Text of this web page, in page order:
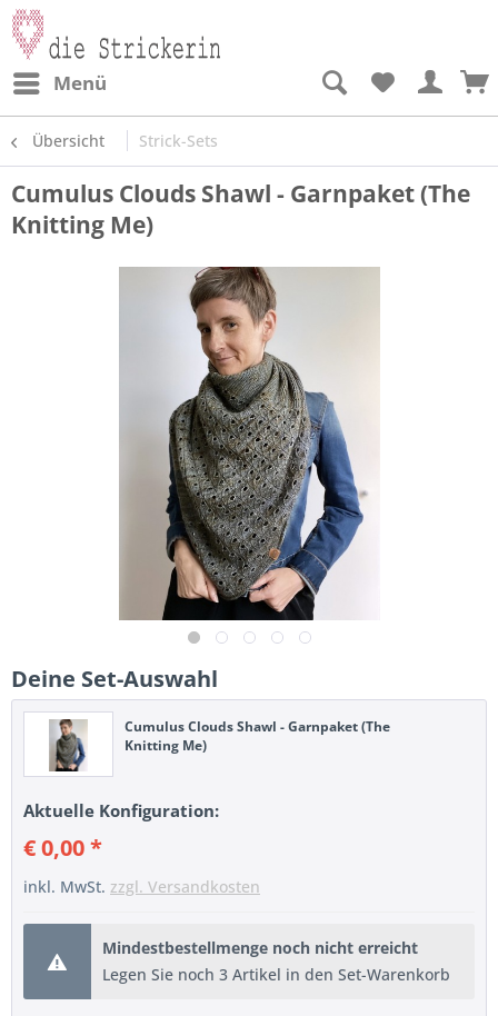
Menü
Übersicht Strick-Sets
Cumulus Clouds Shawl - Garnpaket (The
Knitting Me)
Deine Set-Auswahl
Cumulus Clouds Shawl - Garnpaket (The
Knitting Me)
Aktuelle Konfiguration:
€ 0,00 *
inkl. MwSt. zzgl. Versandkosten
Mindestbestellmenge noch nicht erreicht
Legen Sie noch 3 Artikel in den Set-Warenkorb